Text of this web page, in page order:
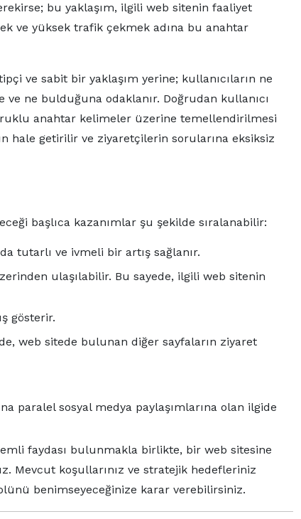
bu yaklaşım, ilgili web sitenin faaliyet
ve yüksek trafik çekmek adına bu anahtar
ve sabit bir yaklaşım yerine; kullanıcıların ne
ne bulduğuna odaklanır. Doğrudan kullanıcı
anahtar kelimeler üzerine temellendirilmesi
hale getirilir ve ziyaretçilerin sorularına eksiksiz
başlıca kazanımlar şu şekilde sıralanabilir:
tutarlı ve ivmeli bir artış sağlanır.
ulaşılabilir. Bu sayede, ilgili web sitenin
gösterir.
web sitede bulunan diğer sayfaların ziyaret
paralel sosyal medya paylaşımlarına olan ilgide
faydası bulunmakla birlikte, bir web sitesine
Mevcut koşullarınız ve stratejik hedefleriniz
benimseyeceğinize karar verebilirsiniz.